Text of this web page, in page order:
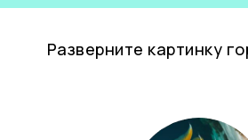
Разверните картинку